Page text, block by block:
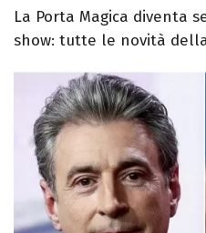
La Porta Magica diventa
show: tutte le novità